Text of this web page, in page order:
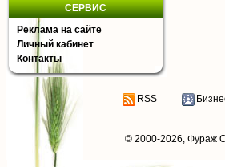
СЕРВИС
Реклама на сайте
Личный кабинет
Контакты
RSS
© 2000-2026, Фураж